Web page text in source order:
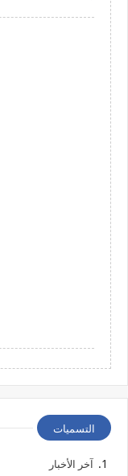
التسميات
آخر الأخبار